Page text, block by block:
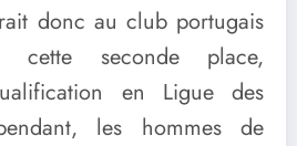
donc au club portugais
cette seconde place,
en Ligue des
les hommes de